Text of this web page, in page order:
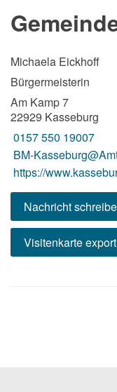
Michaela Eickhoff
Bürgermeisterin
Am Kamp 7
22929 Kasseburg
0157 550 19007
BM-
https://
Nachricht
Visitenkarte